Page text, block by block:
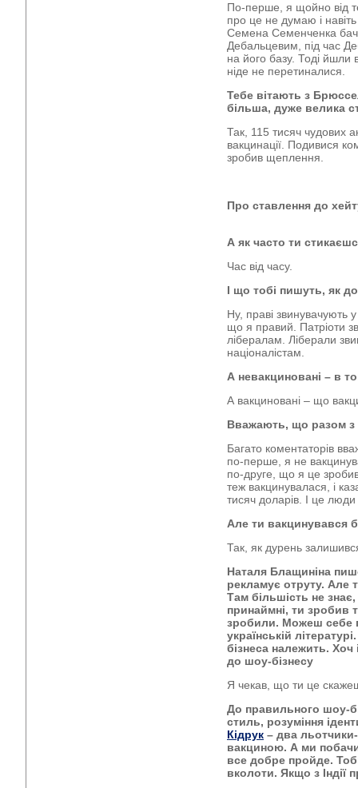
По-перше, я щойно від
про це не думаю і
Семена Семенченка
Дебальцевим, під час
на його базу. Тоді йшли
ніде не перетиналися.
Тебе вітають з
більша, дуже велика
Так, 115 тисяч чудових
вакцинації. Подивися
зробив щеплення.
Про ставлення до
А як часто ти
Час від часу.
І що тобі пишуть, як
Ну, праві звинувачують
що я правий. Патріоти
лібералам. Ліберали
націоналістам.
А невакциновані – в
А вакциновані – що
Вважають, що разом з
Багато коментаторів
по-перше, я не
по-друге, що я це
теж вакцинувалася, і
тисяч доларів. І це
Але ти вакцинувався
Так, як дурень
Наталя Блащиніна
рекламує отруту. Але
Там більшість не
принаймні, ти зробив
зробили. Можеш себе
українській
бізнеса належить.
до шоу-бізнесу
Я чекав, що ти це
До правильного шоу-
стиль, розуміння
Кідрук – два
вакциною. А ми
все добре пройде.
вколоти. Якщо з Індії